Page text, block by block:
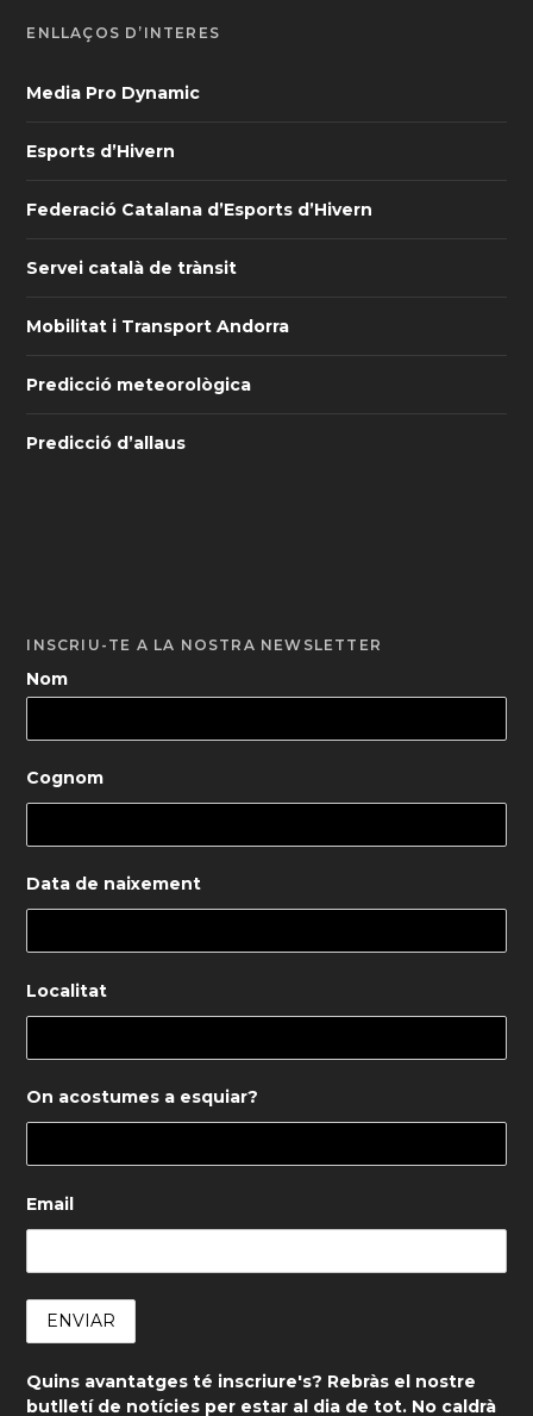
ENLLAÇOS D’INTERÈS
Media Pro Dynamic
Esports d’Hivern
Federació Catalana d’Esports d’Hivern
Servei català de trànsit
Mobilitat i Transport Andorra
Predicció meteorològica
Predicció d’allaus
INSCRIU-TE A LA NOSTRA NEWSLETTER
Nom
Cognom
Data de naixement
Localitat
On acostumes a esquiar?
Email
Quins avantatges té inscriure's? Rebràs el nostre
butlletí de notícies per estar al dia de tot. No caldrà